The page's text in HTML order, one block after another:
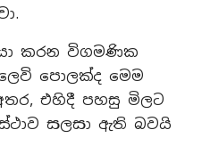
කරන විගමණික
පොලක්ද මෙම
එහිදී පහසු මිලට
සලසා ඇති බවයි